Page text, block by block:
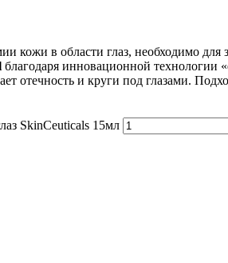
кожи в области глаз, необходимо для
благодаря инновационной технологии
отечность и круги под глазами.
SkinCeuticals 15мл